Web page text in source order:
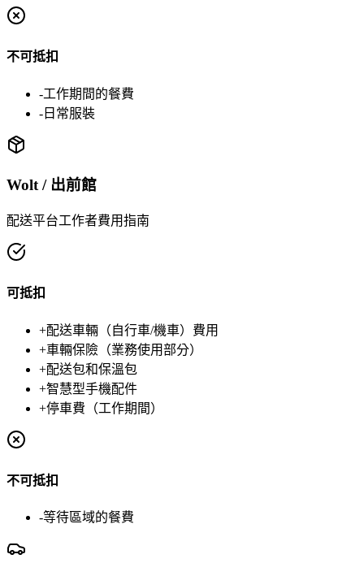
不可抵扣
-工作期間的餐費
- 日常服裝
Wolt / 出前館
配送平台工作者費用指南
可抵扣
+配送車輛（自行車/機車）費用
+車輛保險（業務使用部分）
+配送包和保溫包
+智慧型手機配件
+停車費（工作期間）
不可抵扣
-等待區域的餐費